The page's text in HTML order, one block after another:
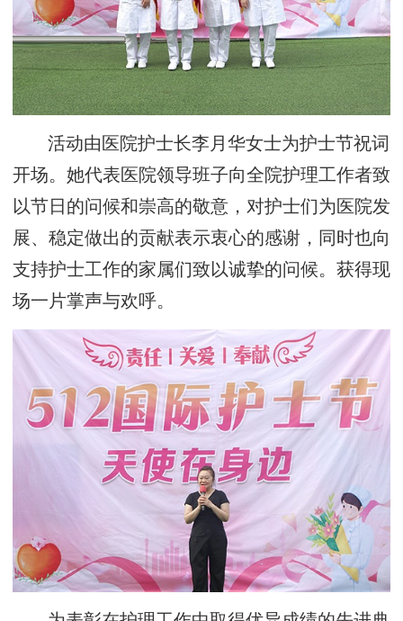
活动由医院护士长李月华女士为护士节祝词
开场。她代表医院领导班子向全院护理工作者致
以节日的问候和崇高的敬意，对护士们为医院发
展、稳定做出的贡献表示衷心的感谢，同时也向
支持护士工作的家属们致以诚挚的问候。获得现
场一片掌声与欢呼。